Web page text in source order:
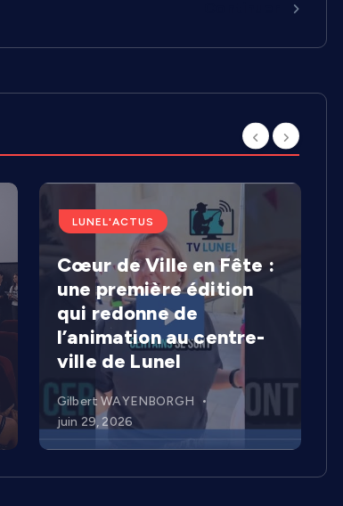
LUNEL'ACTUS
Cœur de Ville en Fête :
une première édition
qui redonne de
l’animation au centre-
ville de Lunel
Gilbert WAYENBORGH
juin 29, 2026